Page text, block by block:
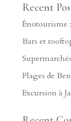
Recent
Énotourisme
Bars et
Plages de
Excursion à